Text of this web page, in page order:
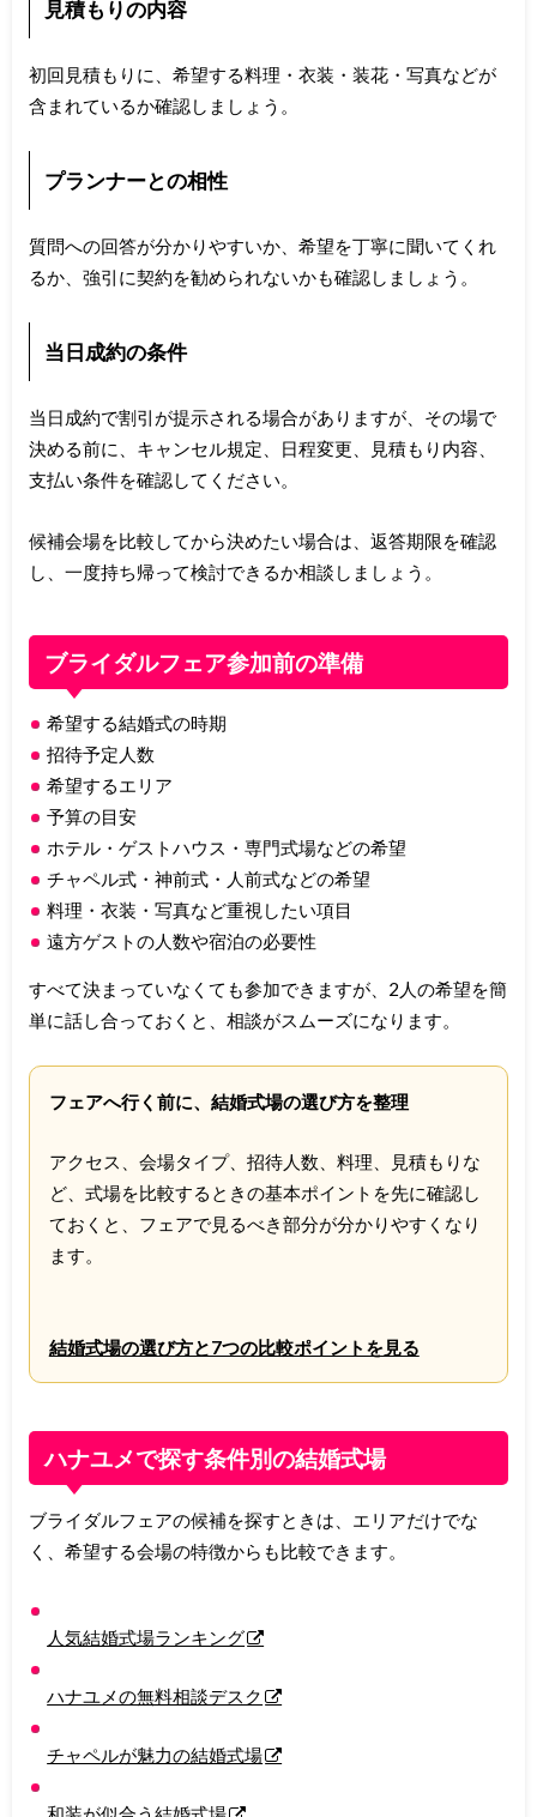
見積もりの内容
初回見積もりに、希望する料理・衣装・装花・写真などが
含まれているか確認しましょう。
プランナーとの相性
質問への回答が分かりやすいか、希望を丁寧に聞いてくれ
るか、強引に契約を勧められないかも確認しましょう。
当日成約の条件
当日成約で割引が提示される場合がありますが、その場で
決める前に、キャンセル規定、日程変更、見積もり内容、
支払い条件を確認してください。
候補会場を比較してから決めたい場合は、返答期限を確認
し、一度持ち帰って検討できるか相談しましょう。
ブライダルフェア参加前の準備
希望する結婚式の時期
招待予定人数
希望するエリア
予算の目安
ホテル・ゲストハウス・専門式場などの希望
チャペル式・神前式・人前式などの希望
料理・衣装・写真など重視したい項目
遠方ゲストの人数や宿泊の必要性
すべて決まっていなくても参加できますが、2人の希望を簡
単に話し合っておくと、相談がスムーズになります。
フェアへ行く前に、結婚式場の選び方を整理
アクセス、会場タイプ、招待人数、料理、見積もりな
ど、式場を比較するときの基本ポイントを先に確認し
ておくと、フェアで見るべき部分が分かりやすくなり
ます。
結婚式場の選び方と7つの比較ポイントを見る
ハナユメで探す条件別の結婚式場
ブライダルフェアの候補を探すときは、エリアだけでな
く、希望する会場の特徴からも比較できます。
人気結婚式場ランキング
ハナユメの無料相談デスク
チャペルが魅力の結婚式場